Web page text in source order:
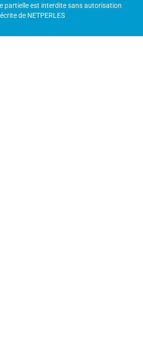
partielle est interdite sans autorisation
écrite de NETPERLES